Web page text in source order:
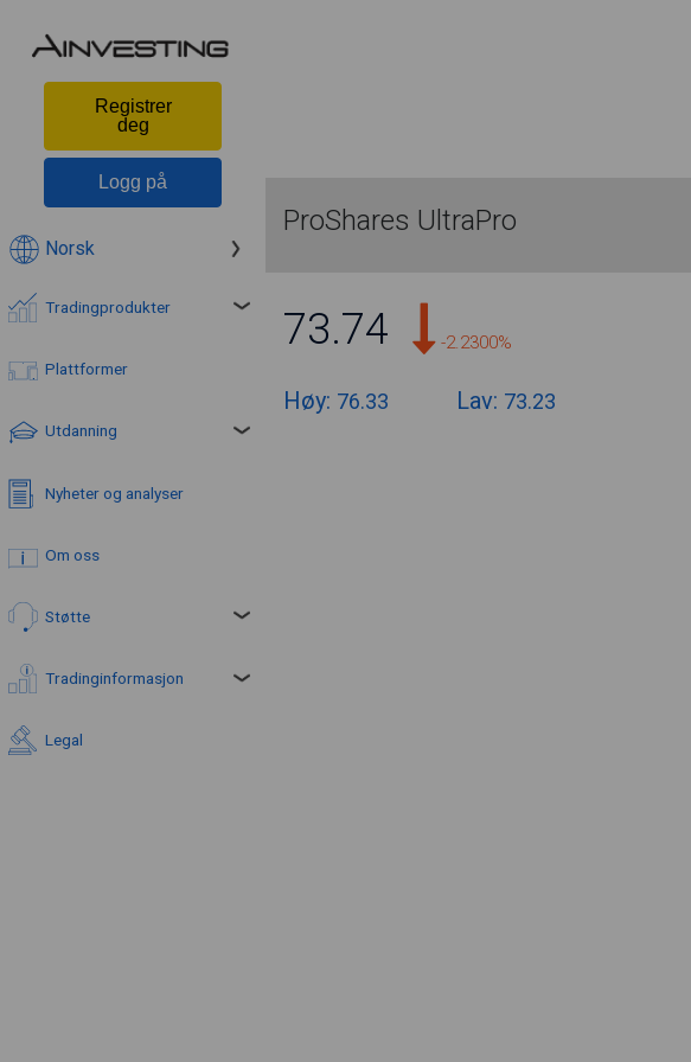
Registrer
deg
Logg på
Norsk
Tradingprodukter
Plattformer
Utdanning
Nyheter og analyser
Om oss
Støtte
Tradinginformasjon
Legal
ProShares UltraPro
73.74 -2.2300%
Høy: 76.33 Lav: 73.23